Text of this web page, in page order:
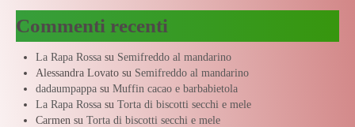
Commenti recenti
La Rapa Rossa su Semifreddo al mandarino
Alessandra Lovato su Semifreddo al mandarino
dadaumpappa su Muffin cacao e barbabietola
La Rapa Rossa su Torta di biscotti secchi e mele
Carmen su Torta di biscotti secchi e mele